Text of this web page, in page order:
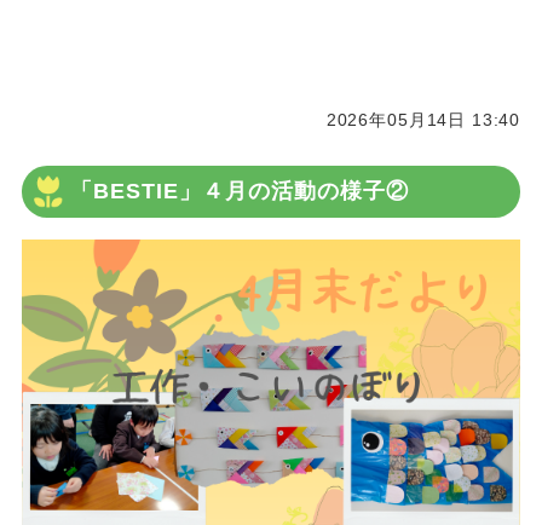
2026年05月14日 13:40
「BESTIE」４月の活動の様子②